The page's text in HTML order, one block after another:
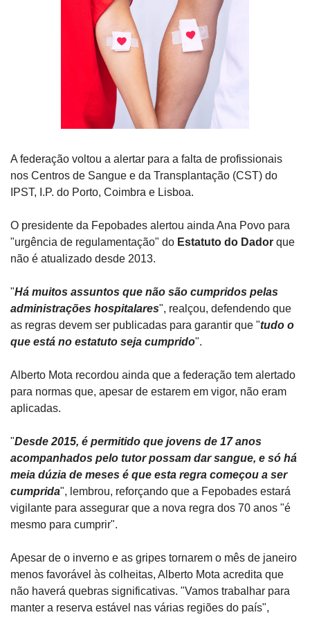
A federação voltou a alertar para a falta de profissionais
nos Centros de Sangue e da Transplantação (CST) do
IPST, I.P. do Porto, Coimbra e Lisboa.
O presidente da Fepobades alertou ainda Ana Povo para
"urgência de regulamentação" do Estatuto do Dador que
não é atualizado desde 2013.
"Há muitos assuntos que não são cumpridos pelas
administrações hospitalares", realçou, defendendo que
as regras devem ser publicadas para garantir que "tudo o
que está no estatuto seja cumprido".
Alberto Mota recordou ainda que a federação tem alertado
para normas que, apesar de estarem em vigor, não eram
aplicadas.
"Desde 2015, é permitido que jovens de 17 anos
acompanhados pelo tutor possam dar sangue, e só há
meia dúzia de meses é que esta regra começou a ser
cumprida", lembrou, reforçando que a Fepobades estará
vigilante para assegurar que a nova regra dos 70 anos "é
mesmo para cumprir".
Apesar de o inverno e as gripes tornarem o mês de janeiro
menos favorável às colheitas, Alberto Mota acredita que
não haverá quebras significativas. "Vamos trabalhar para
manter a reserva estável nas várias regiões do país",